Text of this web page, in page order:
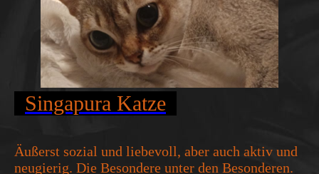
Singapura Katze
Äußerst sozial und liebevoll, aber auch aktiv und
neugierig. Die Besondere unter den Besonderen.